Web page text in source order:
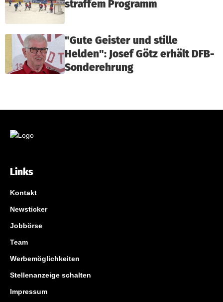
straffem Programm
"Gute Geister und stille
Helden": Josef Götz erhält DFB-
Sonderehrung
Links
Kontakt
Newsticker
Jobbörse
Team
Werbemöglichkeiten
Stellenanzeige schalten
Impressum